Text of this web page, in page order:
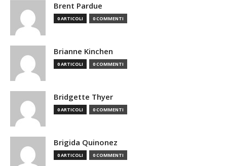
Brent Pardue
0 ARTICOLI 0 COMMENTI
Brianne Kinchen
0 ARTICOLI 0 COMMENTI
Bridgette Thyer
0 ARTICOLI 0 COMMENTI
Brigida Quinonez
0 ARTICOLI 0 COMMENTI